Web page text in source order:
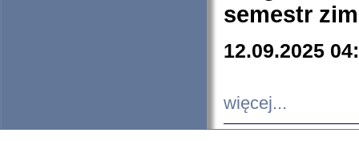
semestr
12.09.2025
więcej...